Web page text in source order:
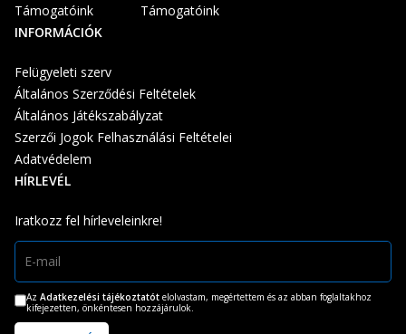
Támogatóink
Támogatóink
INFORMÁCIÓK
Felügyeleti szerv
Általános Szerződési Feltételek
Általános Játékszabályzat
Szerzői Jogok Felhasználási Feltételei
Adatvédelem
HÍRLEVÉL
Iratkozz fel hírleveleinkre!
Az Adatkezelési tájékoztatót elolvastam, megértettem és az abban foglaltakhoz
kifejezetten, önkéntesen hozzájárulok.